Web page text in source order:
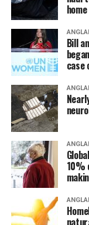
Le Canada a
d’un voisin un
objectifs. Les
des Finances Bill
diffusée vendredi,
diriger le travail
pour faire croître
fonctionne pour
mettre l’accent
moyenne et en
faire partie.
Il énonce 4
du gouvernement :
Continuer
home
Bill
case
10%